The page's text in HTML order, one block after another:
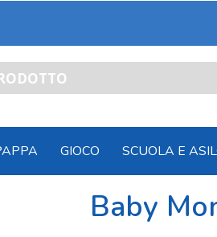
GIOCO SCUOLA E
Baby